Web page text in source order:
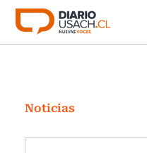
Click acá para ir
Investigación
Cultura
Noticias